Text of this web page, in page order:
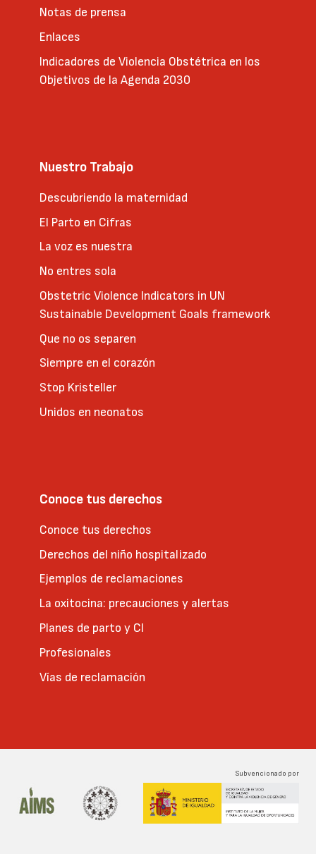
Notas de prensa
Enlaces
Indicadores de Violencia Obstétrica en los
Objetivos de la Agenda 2030
Nuestro Trabajo
Descubriendo la maternidad
El Parto en Cifras
La voz es nuestra
No entres sola
Obstetric Violence Indicators in UN
Sustainable Development Goals framework
Que no os separen
Siempre en el corazón
Stop Kristeller
Unidos en neonatos
Conoce tus derechos
Conoce tus derechos
Derechos del niño hospitalizado
Ejemplos de reclamaciones
La oxitocina: precauciones y alertas
Planes de parto y CI
Profesionales
Vías de reclamación
Subvencionado por